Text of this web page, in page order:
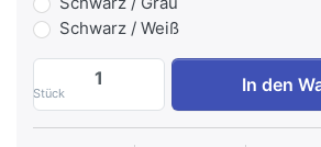
Schwarz / Weiß
Stück
IRONFIT DIP
In den